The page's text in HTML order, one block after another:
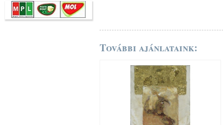
További ajánlataink: